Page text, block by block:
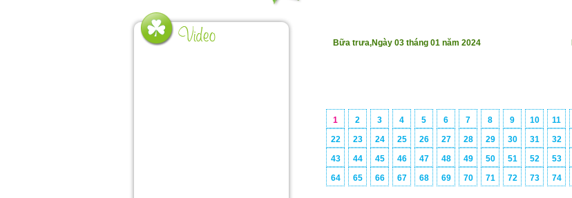
Bữa trưa,Ngày 03 tháng 01 năm 2024
1 2 3 4 5 6 7 8 9 10 11
22
23 24 25 26 27 28 29 30 31 32
43
44 45 46 47 48 49 50 51 52 53
64
65 66 67 68 69 70 71 72 73 74